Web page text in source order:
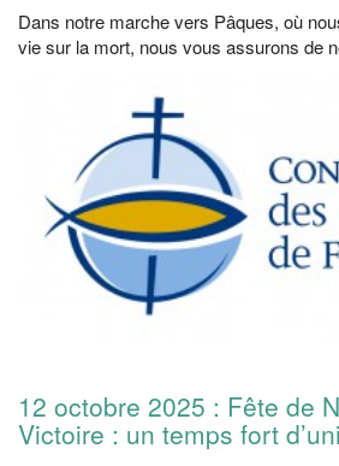
Dans notre marche vers Pâques, où
vie sur la mort, nous vous assurons de
12 octobre 2025 : Fête de
Victoire : un temps fort